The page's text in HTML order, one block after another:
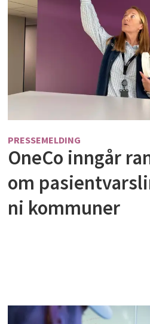
PRESSEMELDING
OneCo inngår
om
ni kommuner